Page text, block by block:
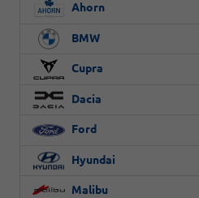
Ahorn
BMW
Cupra
Dacia
Ford
Hyundai
Malibu